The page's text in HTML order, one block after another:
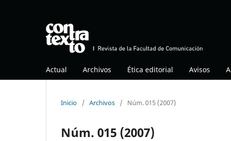
Actual Archivos Ética editorial Avisos
Inicio / Archivos / Núm. 015 (2007)
Núm. 015 (2007)